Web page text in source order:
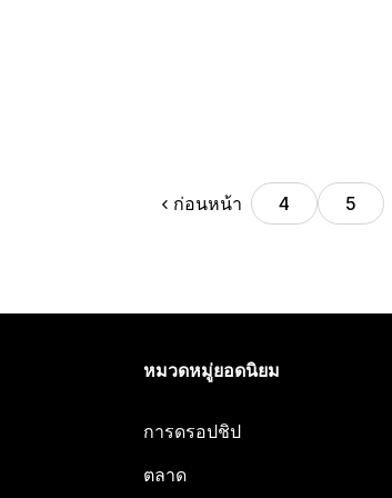
ก่อนหน้า 4 5
หมวดหมู่ยอดนิยม
การดรอปชิป
ตลาด